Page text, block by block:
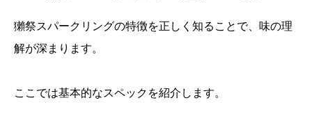
獺祭スパークリングの特徴を正しく知ることで、味の理
解が深まります。
ここでは基本的なスペックを紹介します。